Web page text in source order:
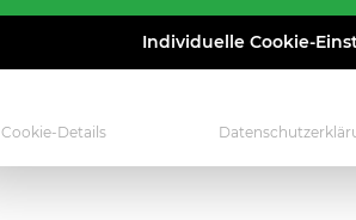
Individuelle Cookie-
Cookie-Details